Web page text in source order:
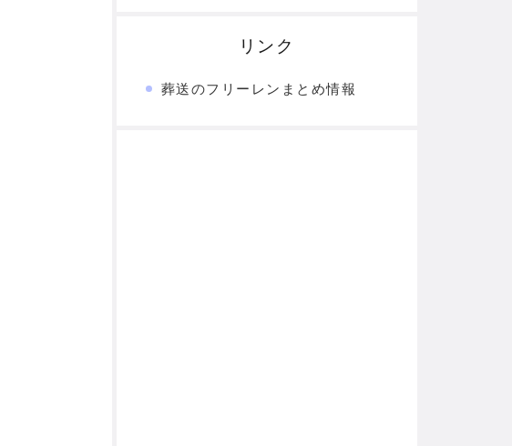
リンク
葬送のフリーレンまとめ情報